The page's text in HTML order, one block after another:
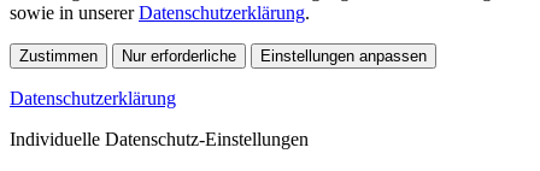
sowie in unsererDatenschutzerklärung.
Zustimmen Nur erforderliche Einstellungen anpassen
Datenschutzerklärung
Individuelle Datenschutz-Einstellungen